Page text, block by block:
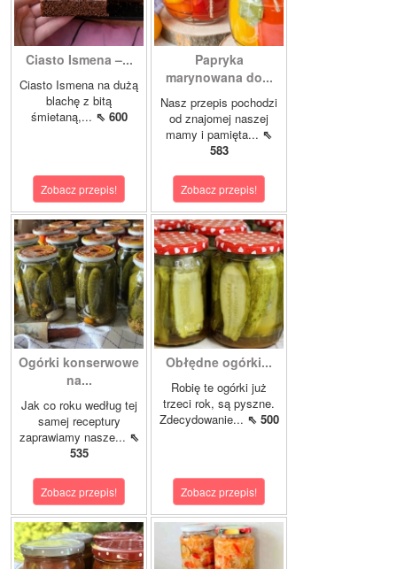
Ciasto Ismena –...
Ciasto Ismena na dużą
blachę z bitą
śmietaną,... ⇖ 600
Zobacz przepis!
Papryka
marynowana do...
Nasz przepis pochodzi
od znajomej naszej
mamy i pamięta... ⇖
583
Zobacz przepis!
Ogórki konserwowe
na...
Jak co roku według tej
samej receptury
zaprawiamy nasze... ⇖
535
Zobacz przepis!
Obłędne ogórki...
Robię te ogórki już
trzeci rok, są pyszne.
Zdecydowanie... ⇖ 500
Zobacz przepis!